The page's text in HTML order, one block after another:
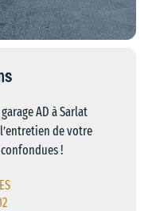
AD à Sarlat
de votre
!